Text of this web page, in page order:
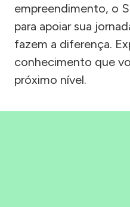
empreendimento, o
para apoiar sua
fazem a diferença.
conhecimento que
próximo nível.